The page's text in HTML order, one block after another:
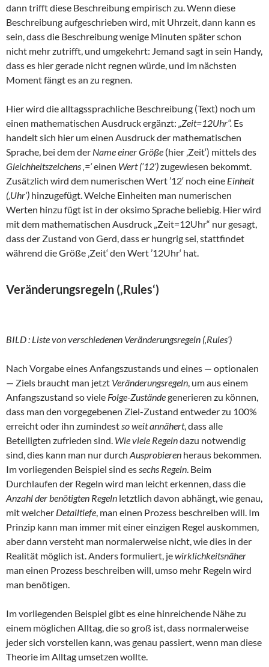
dann trifft diese Beschreibung empirisch zu. Wenn diese
Beschreibung aufgeschrieben wird, mit Uhrzeit, dann kann es
sein, dass die Beschreibung wenige Minuten später schon
nicht mehr zutrifft, und umgekehrt: Jemand sagt in sein Handy,
dass es hier gerade nicht regnen würde, und im nächsten
Moment fängt es an zu regnen.
Hier wird die alltagssprachliche Beschreibung (Text) noch um
einen mathematischen Ausdruck ergänzt: „Zeit=12Uhr“. Es
handelt sich hier um einen Ausdruck der mathematischen
Sprache, bei dem der Name einer Größe (hier ‚Zeit‘) mittels des
Gleichheitszeichens ‚=‘einen Wert (’12‘)zugewiesen bekommt.
Zusätzlich wird dem numerischen Wert ’12‘ noch eine Einheit
(‚Uhr‘) hinzugefügt. Welche Einheiten man numerischen
Werten hinzu fügt ist in der oksimo Sprache beliebig. Hier wird
mit dem mathematischen Ausdruck „Zeit=12Uhr“ nur gesagt,
dass der Zustand von Gerd, dass er hungrig sei, stattfindet
während die Größe ‚Zeit‘ den Wert ’12Uhr‘ hat.
Veränderungsregeln (‚Rules‘)
BILD : Liste von verschiedenen Veränderungsregeln (‚Rules‘)
Nach Vorgabe eines Anfangszustands und eines — optionalen
— Ziels braucht man jetzt Veränderungsregeln, um aus einem
Anfangszustand so viele Folge-Zuständegenerieren zu können,
dass man den vorgegebenen Ziel-Zustand entweder zu 100%
erreicht oder ihn zumindestso weit annähert, dass alle
Beteiligten zufrieden sind. Wie viele Regelndazu notwendig
sind, dies kann man nur durch Ausprobieren heraus bekommen.
Im vorliegenden Beispiel sind essechs Regeln. Beim
Durchlaufen der Regeln wird man leicht erkennen, dass die
Anzahl der benötigten Regeln letztlich davon abhängt, wie genau,
mit welcher Detailtiefe, man einen Prozess beschreiben will. Im
Prinzip kann man immer mit einer einzigen Regel auskommen,
aber dann versteht man normalerweise nicht, wie dies in der
Realität möglich ist. Anders formuliert, jewirklichkeitsnäher
man einen Prozess beschreiben will, umso mehr Regeln wird
man benötigen.
Im vorliegenden Beispiel gibt es eine hinreichende Nähe zu
einem möglichen Alltag, die so groß ist, dass normalerweise
jeder sich vorstellen kann, was genau passiert, wenn man diese
Theorie im Alltag umsetzen wollte.